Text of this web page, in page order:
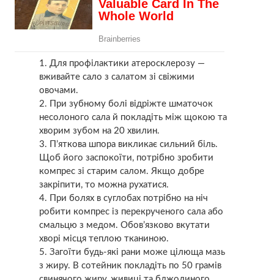
Для профілактики атеросклерозу —
вживайте сало з салатом зі свіжими
овочами.
При зубному болі відріжте шматочок
несолоного сала й покладіть між щокою та
хворим зубом на 20 хвилин.
П’яткова шпора викликає сильний біль.
Щоб його заспокоїти, потрібно зробити
компрес зі старим салом. Якщо добре
закріпити, то можна рухатися.
При болях в суглобах потрібно на ніч
робити компрес із перекрученого сала або
смальцю з медом. Обов’язково вкутати
хворі місця теплою тканиною.
Загоїти будь-які рани може цілюща мазь
з жиру. В сотейник покладіть по 50 грамів